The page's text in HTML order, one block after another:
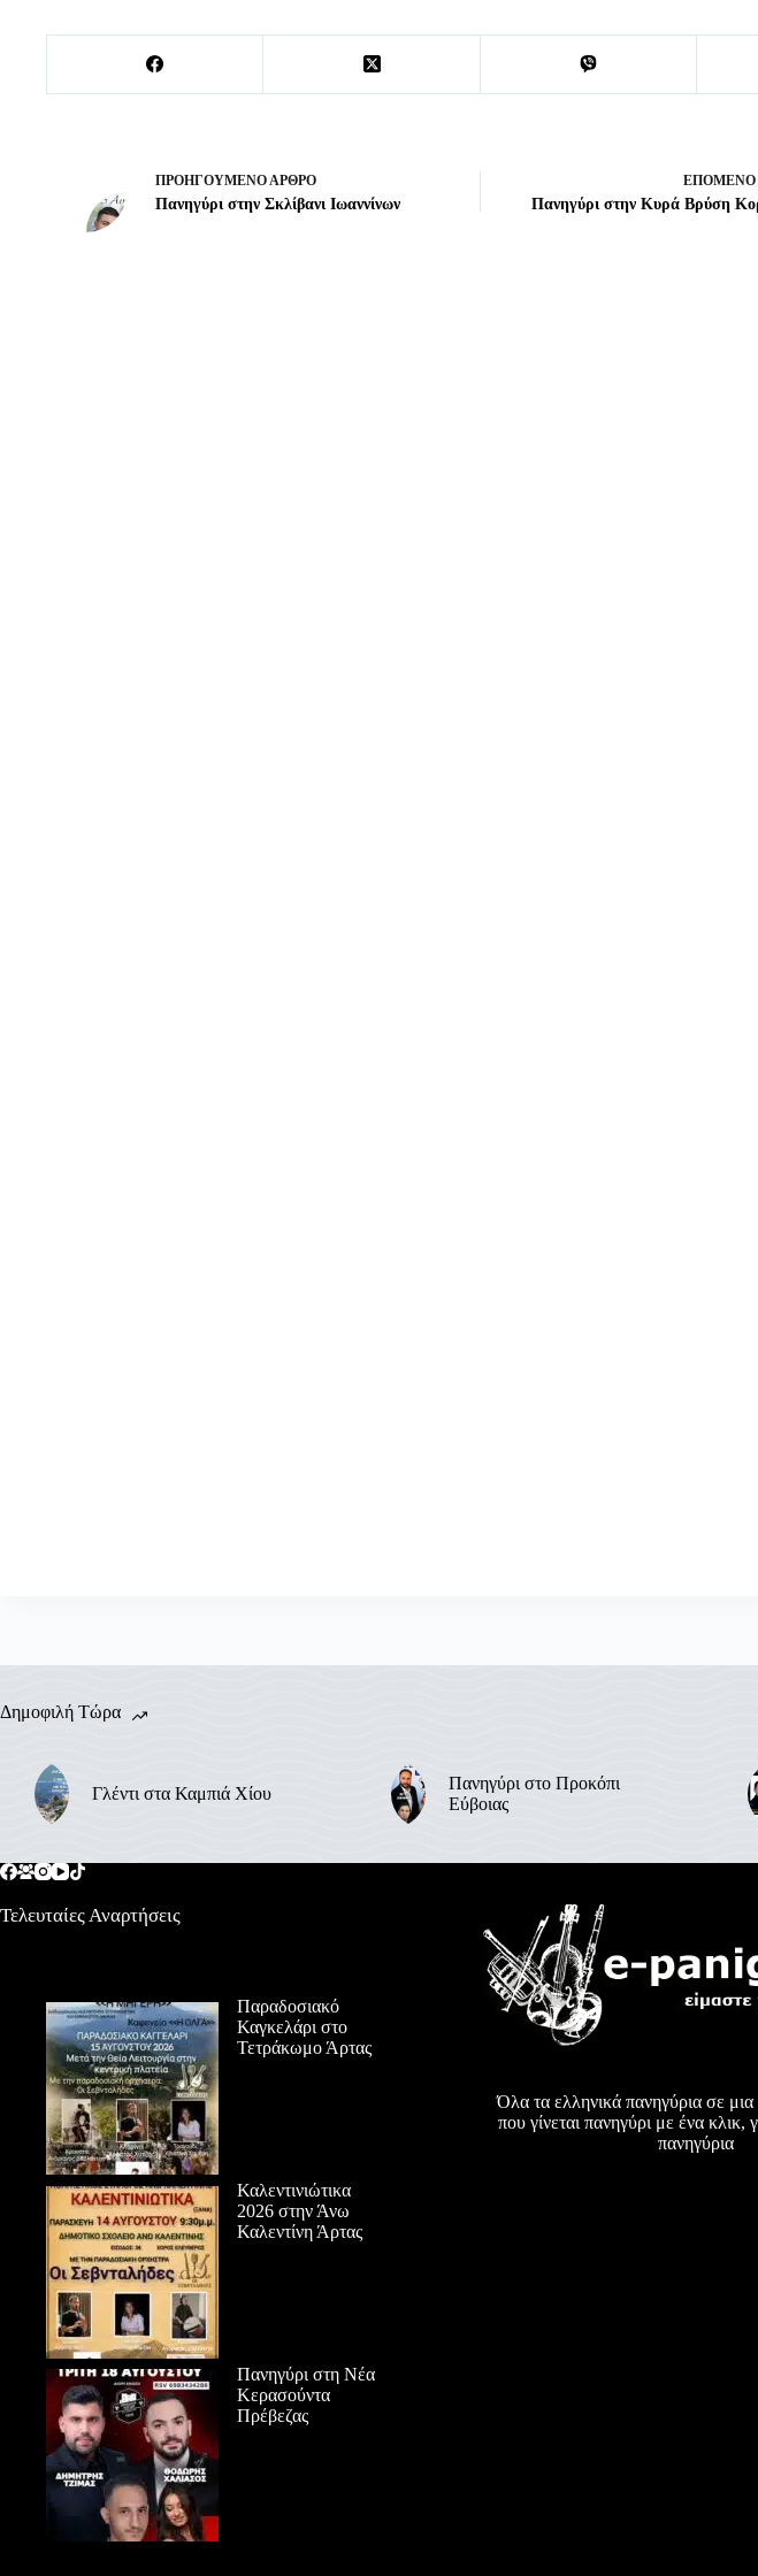
ΠΡΟΗΓΟΎΜΕΝΟΆΡΘΡΟ
Πανηγύρι στην Σκλίβανι Ιωαννίνων
ΕΠΌΜΕΝΟ
Πανηγύρι στην Κυρά Βρύση
Δημοφιλή Τώρα
Γλέντι στα Καμπιά Χίου
Πανηγύρι στο Προκόπι
Εύβοιας
Τελευταίες Αναρτήσεις
Παραδοσιακό
Καγκελάρι στο
Τετράκωμο Άρτας
Καλεντινιώτικα
2026 στην Άνω
Καλεντίνη Άρτας
Πανηγύρι στη Νέα
Κερασούντα
Πρέβεζας
Όλα τα ελληνικά πανηγύρια σε μια
που γίνεται πανηγύρι με ένα κλικ,
πανηγύρια